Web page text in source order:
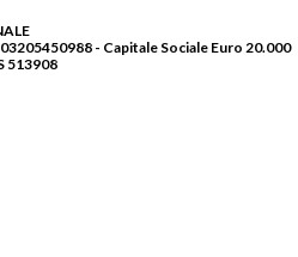
- Capitale Sociale Euro 20.000
513908